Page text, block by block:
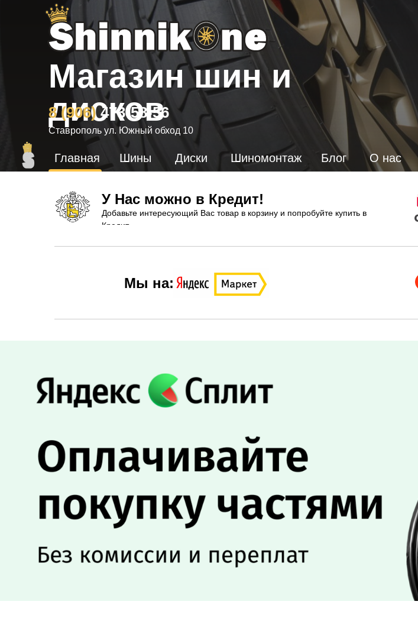
Главная Шины Диски Шиномонтаж Блог О нас
Магазин шин и
дисков
8 (906) 473-58-56
Ставрополь ул. Южный обход 10
У Нас можно в Кредит!
Добавьте интересующий Вас товар в корзину и попробуйте купить в
Кредит.
Мы на: